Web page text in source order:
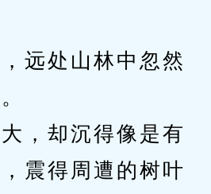
处山林中忽然
却沉得像是有
震得周遭的树叶